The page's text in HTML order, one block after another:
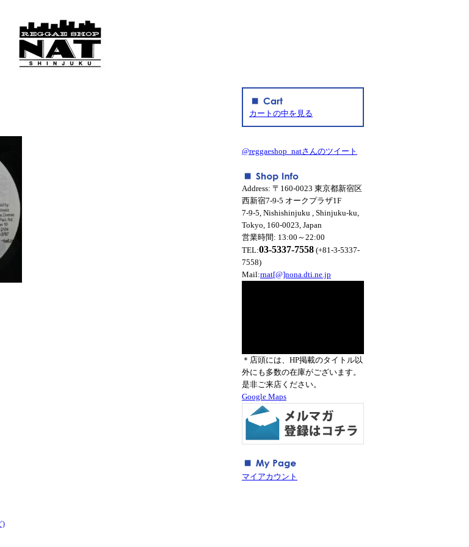
)
カートの中を見る
@reggaeshop_natさんのツイート
Address: 〒160-0023 東京都新宿区
西新宿7-9-5 オークプラザ1F
7-9-5, Nishishinjuku , Shinjuku-ku,
Tokyo, 160-0023, Japan
営業時間: 13:00～22:00
TEL:03-5337-7558 (+81-3-5337-
7558)
Mail:rnat[@]nona.dti.ne.jp
＊店頭には、HP掲載のタイトル以
外にも多数の在庫がございます。
是非ご来店ください。
Google Maps
マイアカウント